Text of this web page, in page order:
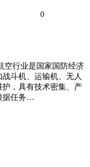
0
空行业是国家国防经济
斗机、运输机、无人
，具有技术密集、产
据任务…